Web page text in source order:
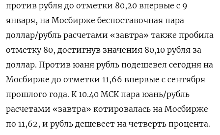
против рубля до отметки 80,20 впервые ‌с 9
января, на Мосбирже беспоставочная пара
доллар/рубль расчетами «завтра» также пробила
отметку 80, достигнув значения 80,10 рубля за
доллар. ​Против юаня рубль подешевел сегодня на
Мосбирже до отметки 11,66 впервые с сентября
прошлого года. К ‌10.40 МСК пара юань/рубль
расчетами «завтра» котировалась на Мосбирже
по 11,62, и рубль дешевеет на четверть процента.